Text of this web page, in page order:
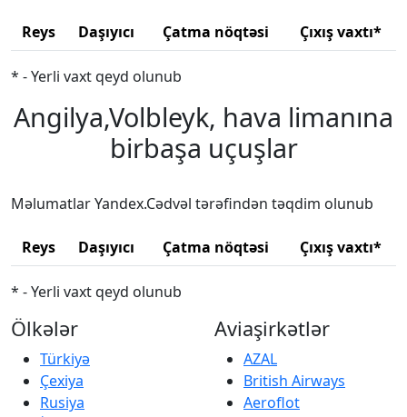
Reys Daşıyıcı Çatma nöqtəsi Çıxış vaxtı*
* - Yerli vaxt qeyd olunub
Angilya,Volbleyk, hava limanına
birbaşa uçuşlar
Məlumatlar Yandex.Cədvəl tərəfindən təqdim olunub
Reys Daşıyıcı Çatma nöqtəsi Çıxış vaxtı*
* - Yerli vaxt qeyd olunub
Ölkələr
Türkiyə
Çexiya
Rusiya
Aviaşirkətlər
AZAL
British Airways
Aeroflot